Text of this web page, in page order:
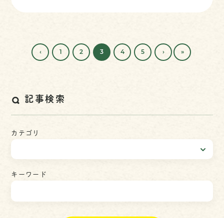
‹ 1 2 3 4 5 › »
記事検索
カテゴリ
キーワード
検